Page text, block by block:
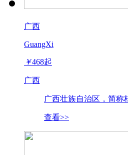
广西
GuangXi
￥468起
广西
广西壮族自治区，简称
查看>>